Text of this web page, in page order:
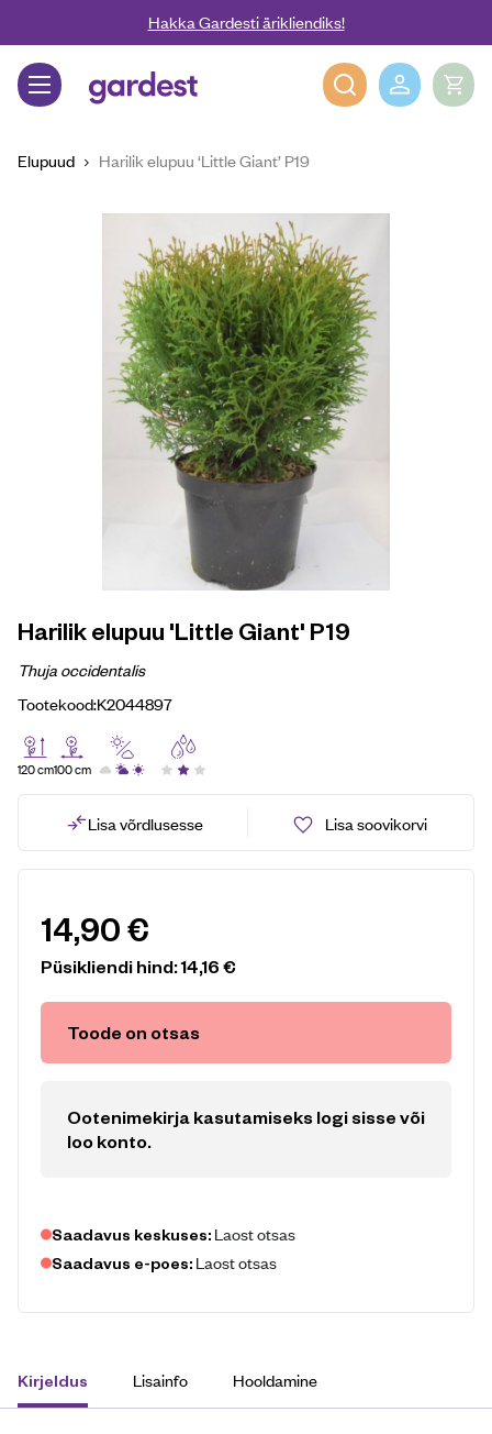
Liigu edasi põhisisu juurdeHakka Gardesti ärikliendiks!
Gardest
Elupuud Harilik elupuu ‘Little Giant’ P19
Harilik elupuu 'Little Giant' P19
Thuja occidentalis
Tootekood:K2044897
120 cm100 cm
Lisa võrdlusesse Lisa soovikorvi
14,90€
Püsikliendi hind:14,16€
Toode on otsas
Ootenimekirja kasutamiseks logi sisse või
loo konto.
Saadavus keskuses: Laost otsas
Saadavus e-poes: Laost otsas
Kirjeldus Lisainfo Hooldamine